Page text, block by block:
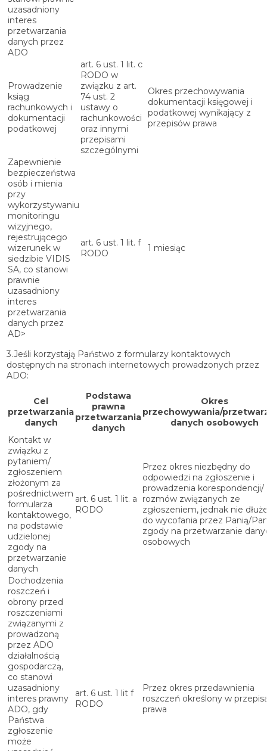
uzasadniony
interes
przetwarzania
danych przez
ADO
Prowadzenie
ksiąg
rachunkowych i
dokumentacji
podatkowej
art. 6 ust. 1 lit. c
RODO w
związku z art.
74 ust. 2
ustawy o
rachunkowości
oraz innymi
przepisami
szczególnymi
Okres przechowywania
dokumentacji księgowej i
podatkowej wynikający z
przepisów prawa
Zapewnienie
bezpieczeństwa
osób i mienia
przy
wykorzystywaniu
monitoringu
wizyjnego,
rejestrującego
wizerunek w
siedzibie VIDIS
SA, co stanowi
prawnie
uzasadniony
interes
przetwarzania
danych przez
AD>
art. 6 ust. 1 lit. f
RODO
1 miesiąc
3.Jeśli korzystają Państwo z formularzy kontaktowych
dostępnych na stronach internetowych prowadzonych przez
ADO:
Cel
przetwarzania
danych
Podstawa
prawna
przetwarzania
danych
Okres
przechowywania/
danych osobowych
Kontakt w
związku z
pytaniem/
zgłoszeniem
złożonym za
pośrednictwem
formularza
kontaktowego,
na podstawie
udzielonej
zgody na
przetwarzanie
danych
art. 6 ust. 1 lit. a
RODO
Przez okres niezbędny do
odpowiedzi na zgłoszenie i
prowadzenia korespondencji/
rozmów związanych ze
zgłoszeniem, jednak nie
do wycofania przez Panią/
zgody na przetwarzanie
osobowych
Dochodzenia
roszczeń i
obrony przed
roszczeniami
związanymi z
prowadzoną
przez ADO
działalnością
gospodarczą,
co stanowi
uzasadniony
interes prawny
ADO, gdy
Państwa
zgłoszenie
może
art. 6 ust. 1 lit f
RODO
Przez okres przedawnienia
roszczeń określony w
prawa